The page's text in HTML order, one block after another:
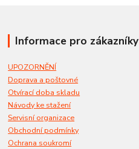
Informace pro zákazníky
UPOZORNĚNÍ
Doprava a poštovné
Otvírací doba skladu
Návody ke stažení
Servisní organizace
Obchodní podmínky
Ochrana soukromí